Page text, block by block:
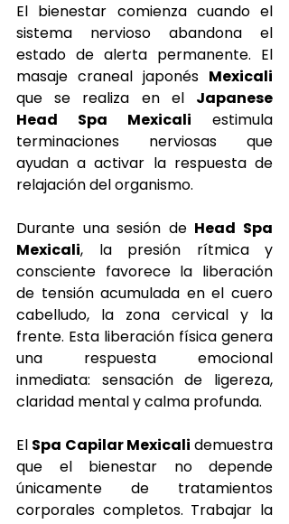
El bienestar comienza cuando el
sistema nervioso abandona el
estado de alerta permanente. El
masaje craneal japonés Mexicali
que se realiza en el Japanese
Head Spa Mexicali estimula
terminaciones nerviosas que
ayudan a activar la respuesta de
relajación del organismo.
Durante una sesión de Head Spa
Mexicali, la presión rítmica y
consciente favorece la liberación
de tensión acumulada en el cuero
cabelludo, la zona cervical y la
frente. Esta liberación física genera
una respuesta emocional
inmediata: sensación de ligereza,
claridad mental y calma profunda.
El Spa Capilar Mexicali demuestra
que el bienestar no depende
únicamente de tratamientos
corporales completos. Trabajar la